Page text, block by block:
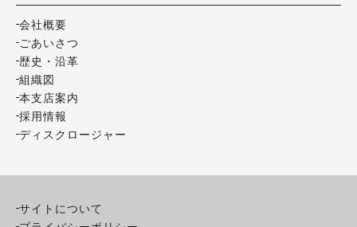
会社概要
ごあいさつ
歴史・沿革
組織図
本支店案内
採用情報
ディスクロージャー
サイトについて